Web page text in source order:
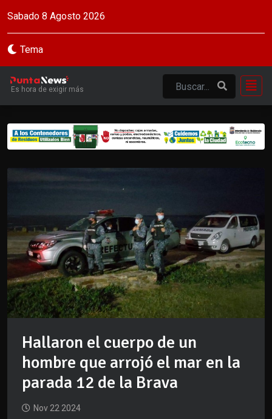
Sabado 8 Agosto 2026
Tema
Es hora de exigir más
Hallaron el cuerpo de un
hombre que arrojó el mar en la
parada 12 de la Brava
Nov 22 2024